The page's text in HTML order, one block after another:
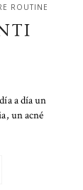
ROUTINE
a día un
un acné